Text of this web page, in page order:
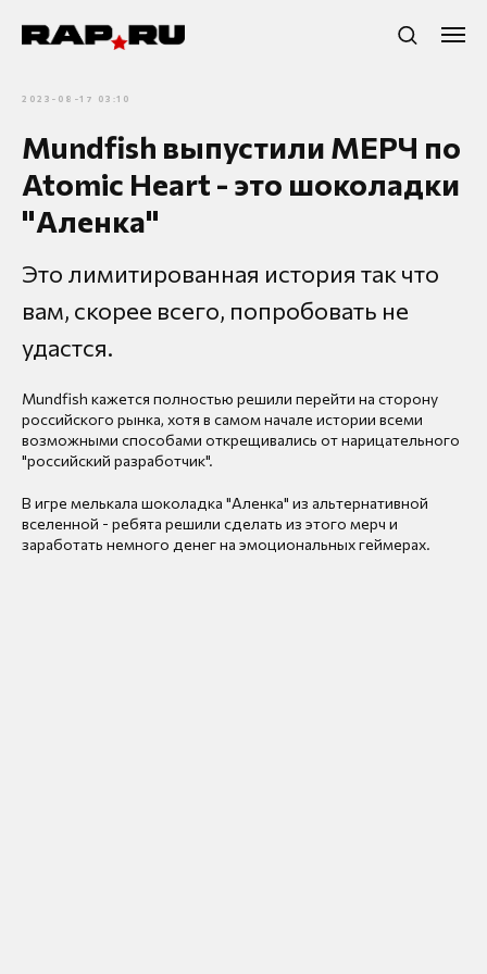
2023-08-17 03:10
Mundfish выпустили МЕРЧ по
Atomic Heart - это шоколадки
"Аленка"
Это лимитированная история так что
вам, скорее всего, попробовать не
удастся.
Mundfish кажется полностью решили перейти на сторону
российского рынка, хотя в самом начале истории всеми
возможными способами открещивались от нарицательного
"российский разработчик".
В игре мелькала шоколадка "Аленка" из альтернативной
вселенной - ребята решили сделать из этого мерч и
заработать немного денег на эмоциональных геймерах.